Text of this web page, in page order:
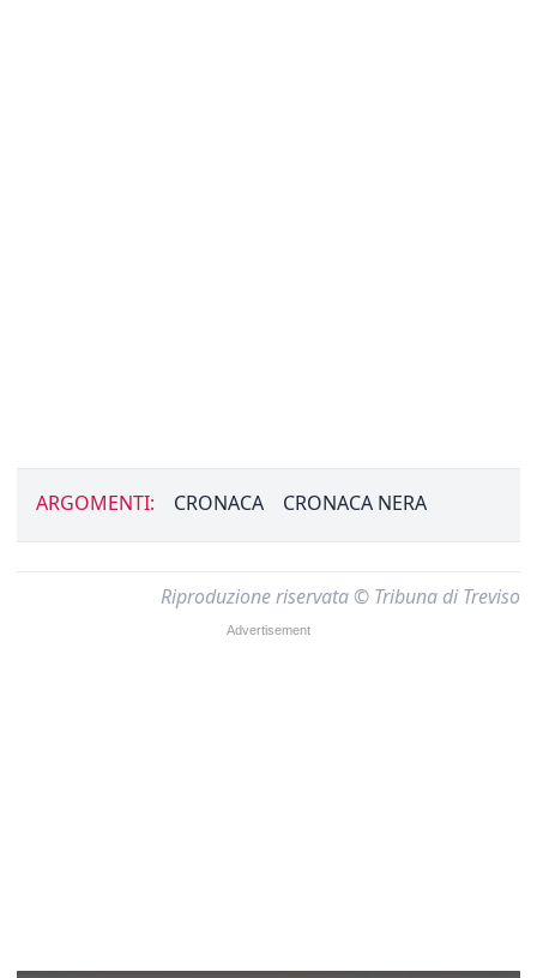
ARGOMENTI: CRONACA CRONACA NERA
Riproduzione riservata © Tribuna di Treviso